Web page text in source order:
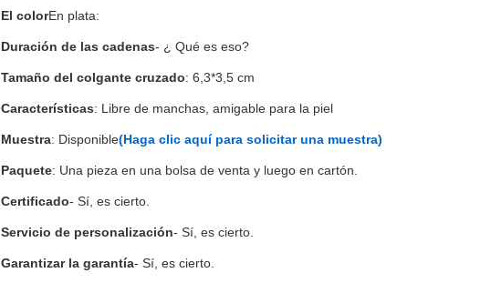
El colorEn plata:
Duración de las cadenas- ¿ Qué es eso?
Tamaño del colgante cruzado: 6,3*3,5 cm
Características: Libre de manchas, amigable para la piel
Muestra: Disponible(Haga clic aquí para solicitar una muestra)
Paquete: Una pieza en una bolsa de venta y luego en cartón.
Certificado- Sí, es cierto.
Servicio de personalización- Sí, es cierto.
Garantizar la garantía- Sí, es cierto.